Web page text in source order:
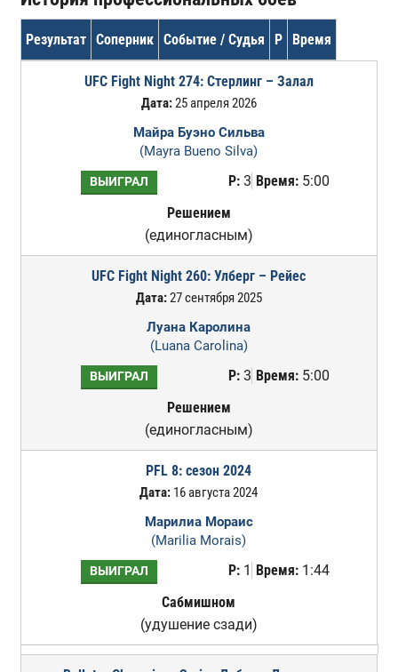
Результат Соперник Событие / Судья Р Время
UFC Fight Night 274: Стерлинг – Залал
Дата:25 апреля 2026
Майра Буэно Сильва
(Mayra Bueno Silva)
ВЫИГРАЛ Р:3 Время:5:00
Решением
(единогласным)
UFC Fight Night 260: Улберг – Рейес
Дата:27 сентября 2025
Луана Каролина
(Luana Carolina)
ВЫИГРАЛ Р:3 Время:5:00
Решением
(единогласным)
PFL 8: сезон 2024
Дата: 16 августа 2024
Марилиа Мораис
(Marilia Morais)
ВЫИГРАЛ Р:1 Время:1:44
Сабмишном
(удушение сзади)